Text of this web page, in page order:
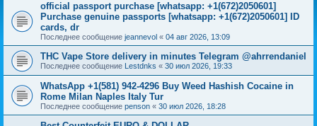
official passport purchase [whatsapp: +1(672)2050601]
Purchase genuine passports [whatsapp: +1(672)2050601] ID
cards, dr
Последнее сообщение jeannevol « 04 авг 2026, 13:09
THC Vape Store delivery in minutes Telegram @ahrrendaniel
Последнее сообщение Lestdnks « 30 июл 2026, 19:33
WhatsApp +1(581) 942-4296 Buy Weed Hashish Cocaine in
Rome Milan Naples Italy Tur
Последнее сообщение penson « 30 июл 2026, 18:28